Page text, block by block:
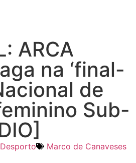
ARCA
na ‘final-
de
Sub-
Desporto Marco de Canaveses